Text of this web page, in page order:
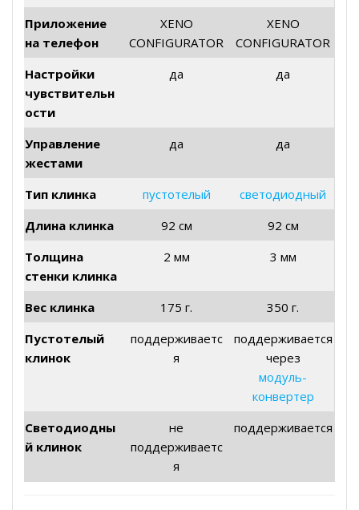
Приложение
на телефон
XENO
CONFIGURATOR
XENO
CONFIGURATOR
Настройки
чувствительн
ости
да да
Управление
жестами
да да
Тип клинка пустотелый
светодиодный
Длина клинка
92 см
92 см
Толщина
стенки клинка
2 мм 3 мм
Вес клинка 175 г.
350 г.
Пустотелый
клинок
поддерживаетс
я
поддерживается
через
модуль-
конвертер
Светодиодны
й клинок
не
поддерживаетс
я
поддерживается